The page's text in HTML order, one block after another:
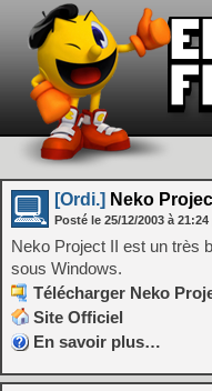
[Ordi.] Neko
Posté le 25/12/2003 à 21:24
Neko Project II est un très
sous Windows.
Télécharger Neko
Site Officiel
En savoir plus…